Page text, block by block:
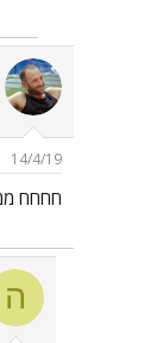
14/4/19
חחחח
ה